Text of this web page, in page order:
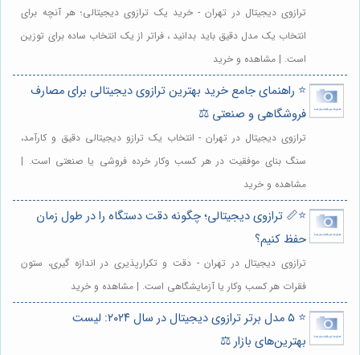
ترازوی دیجیتال در تهران - خرید یک ترازوی دیجیتالی؛ هر آنچه برای
انتخاب یک مدل دقیق باید بدانید ، فراتر از یک انتخاب ساده برای توزین
است. | مشاهده و خرید
⭐️ راهنمای جامع خرید بهترین ترازوی دیجیتالی برای مصارف
فروشگاهی و صنعتی ⚖️
ترازوی دیجیتال در تهران - انتخاب یک ترازو دیجیتالی دقیق و کارآمد،
سنگ بنای موفقیت در هر کسب وکار خرده فروشی یا صنعتی است. |
مشاهده و خرید
⭐️📏 ترازوی دیجیتالی؛ چگونه دقت دستگاه را در طول زمان
حفظ کنیم؟
ترازوی دیجیتال در تهران - دقت و تکرارپذیری در اندازه گیری، ستون
فقرات هر کسب وکار یا آزمایشگاهی است. | مشاهده و خرید
⭐️ ۵ مدل برتر ترازوی دیجیتال در سال ۲۰۲۴: لیست
بهترین‌های بازار ⚖️